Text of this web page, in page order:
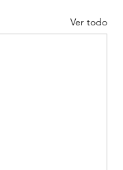
Ver todo